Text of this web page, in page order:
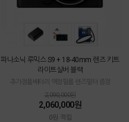
파나소닉 루믹스 S9 + 18-40mm 렌즈 키트
라이트실버 블랙
추가정품배터리 액정필름 렌즈필터 증정
2,090,000원
2,060,000원
0원 적립